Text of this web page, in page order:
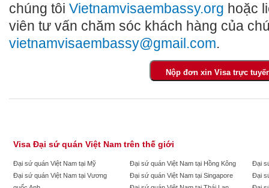
chúng tôi Vietnamvisaembassy.org hoặc
viên tư vấn chăm sóc khách hàng của
vietnamvisaembassy@gmail.com.
Visa Đại sứ quán Việt Nam trên thế giới
Đại sứ quán Việt Nam tại Mỹ
Đại sứ quán Việt Nam tại Vương
Đại sứ quán Việt Nam tại Hồng Kông
Đại sứ quán Việt Nam tại Singapore
Đại
Đại